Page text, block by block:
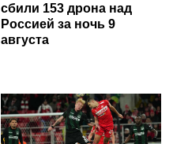
сбили 153 дрона над
Россией за ночь 9
августа